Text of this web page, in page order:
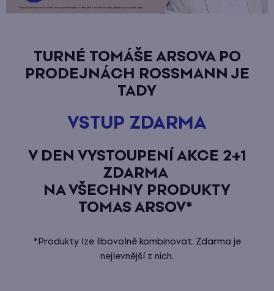
TURNÉ TOMÁŠE ARSOVA PO
PRODEJNÁCH ROSSMANN JE
TADY
VSTUP ZDARMA
V DEN VYSTOUPENÍ AKCE 2+1
ZDARMA
NA VŠECHNY PRODUKTY
TOMAS ARSOV*
*Produkty lze libovolně kombinovat. Zdarma je
nejlevnější z nich.